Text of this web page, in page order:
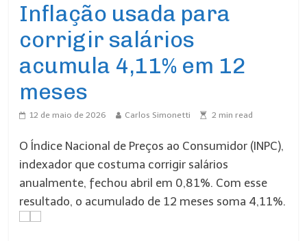
Inflação usada para
corrigir salários
acumula 4,11% em 12
meses
12 de maio de 2026 Carlos Simonetti 2 min read
O Índice Nacional de Preços ao Consumidor (INPC),
indexador que costuma corrigir salários
anualmente, fechou abril em 0,81%. Com esse
resultado, o acumulado de 12 meses soma 4,11%.